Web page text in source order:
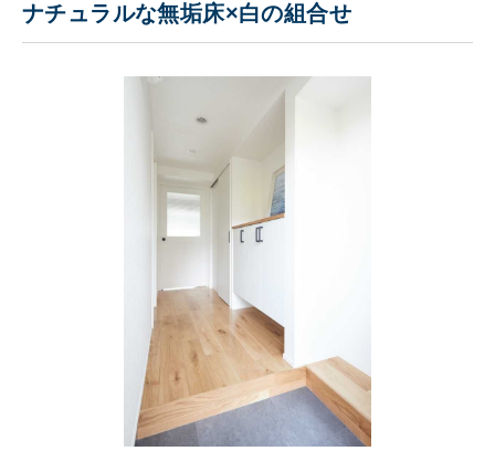
ナチュラルな無垢床×白の組合せ